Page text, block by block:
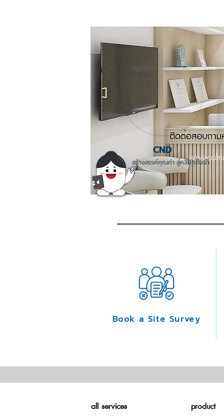
CND
สร้างสรรค์คุณค่า สู่คลินิกชั้นนำ
Book a Site Survey
all services product